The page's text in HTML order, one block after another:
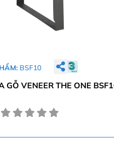
BSF10
GỖ VENEER THE ONE